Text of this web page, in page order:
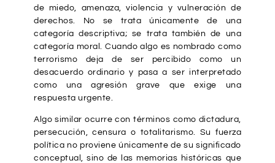
de miedo, amenaza, violencia y vulneración de
derechos. No se trata únicamente de una
categoría descriptiva; se trata también de una
categoría moral. Cuando algo es nombrado como
terrorismo deja de ser percibido como un
desacuerdo ordinario y pasa a ser interpretado
como una agresión grave que exige una
respuesta urgente.
Algo similar ocurre con términos como dictadura,
persecución, censura o totalitarismo. Su fuerza
política no proviene únicamente de su significado
conceptual, sino de las memorias históricas que